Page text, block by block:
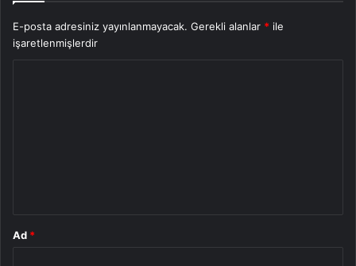
E-posta adresiniz yayınlanmayacak. Gerekli alanlar * ile
işaretlenmişlerdir
Ad *